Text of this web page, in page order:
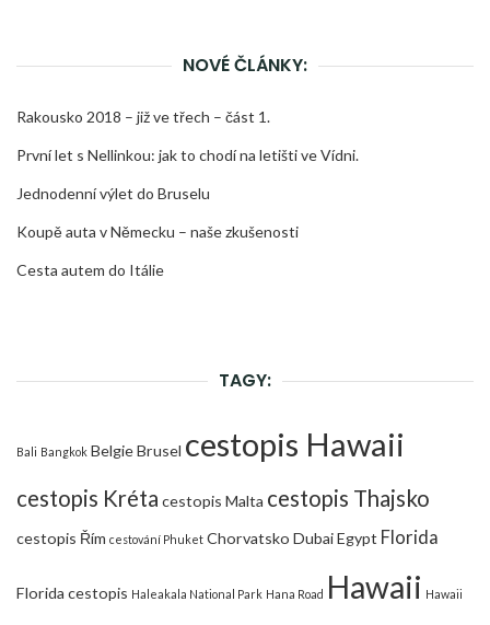
NOVÉ ČLÁNKY:
Rakousko 2018 – již ve třech – část 1.
První let s Nellinkou: jak to chodí na letišti ve Vídni.
Jednodenní výlet do Bruselu
Koupě auta v Německu – naše zkušenosti
Cesta autem do Itálie
TAGY:
Bali Bangkok BelgieBrusel cestopis Hawaii
cestopis Kréta cestopis Malta cestopis Thajsko
cestopis Řím cestování Phuket Chorvatsko DubaiEgypt Florida
Florida cestopis Haleakala National Park Hana Road Hawaii Hawaii